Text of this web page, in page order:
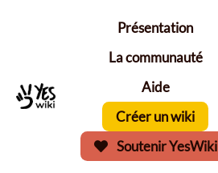
Aller au contenu principal
Présentation
La communauté
Aide
Créer un wiki
Soutenir YesWiki